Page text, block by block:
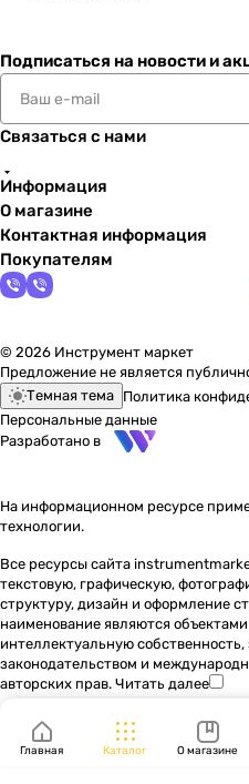
Подписаться на новости и
Связаться с нами
Информация
О магазине
Контактная информация
Покупателям
© 2026 Инструмент маркет
Предложение не является
Темная тема Политика
Персональные данные
Разработано в
На информационном ресурсе
технологии.
Все ресурсы сайта
текстовую, графическую,
структуру, дизайн и оформление
наименование являются
интеллектуальную
законодательством и
авторских прав. Читать далее
Главная Каталог О магазине